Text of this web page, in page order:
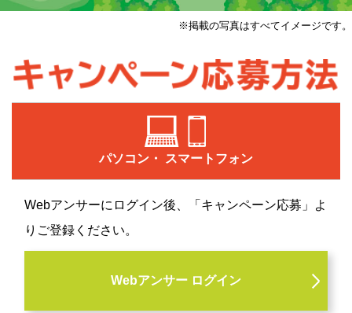
※掲載の写真はすべてイメージです。
パソコン・ スマートフォン
Webアンサーにログイン後、「キャンペーン応募」よ
りご登録ください。
Webアンサー ログイン